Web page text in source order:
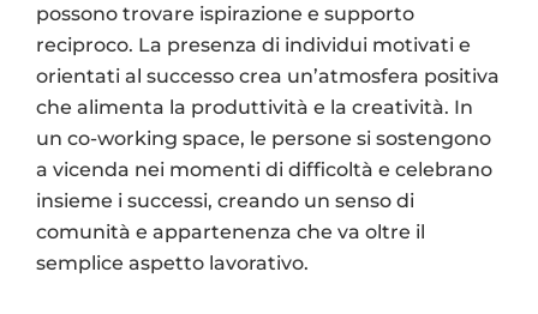
possono trovare ispirazione e supporto
reciproco. La presenza di individui motivati e
orientati al successo crea un’atmosfera positiva
che alimenta la produttività e la creatività. In
un co-working space, le persone si sostengono
a vicenda nei momenti di difficoltà e celebrano
insieme i successi, creando un senso di
comunità e appartenenza che va oltre il
semplice aspetto lavorativo.